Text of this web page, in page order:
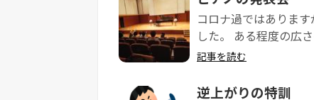
コロナ過ではありま
した。 ある程度の広
記事を読む
逆上がりの特訓